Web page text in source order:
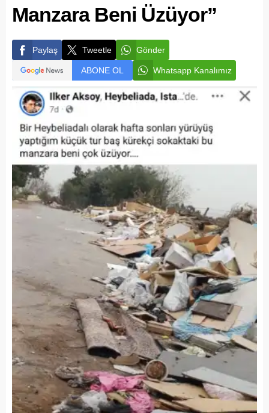
Manzara Beni Üzüyor”
Paylaş Tweetle Gönder
ABONE OL Whatsapp Kanalımız